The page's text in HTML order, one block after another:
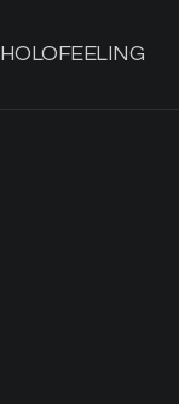
HOLOFEELING